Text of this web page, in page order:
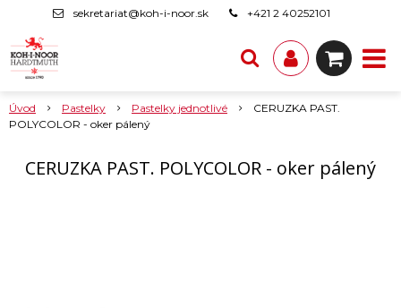
sekretariat@koh-i-noor.sk +421 2 40252101
Úvod Pastelky Pastelky jednotlivé
CERUZKA PAST.
POLYCOLOR - oker pálený
CERUZKA PAST. POLYCOLOR - oker pálený